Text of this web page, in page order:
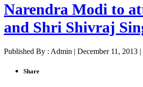
Narendra Modi to
and Shri Shivraj
Published By : Admin | December 11, 2013
Share